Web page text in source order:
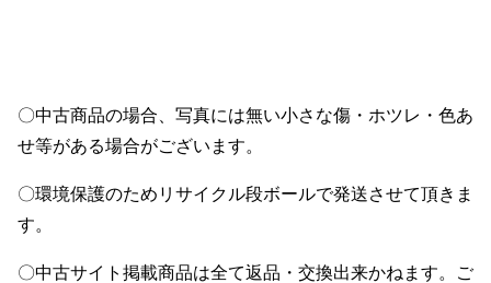
〇中古商品の場合、写真には無い小さな傷・ホツレ・色あ
せ等がある場合がございます。
〇環境保護のためリサイクル段ボールで発送させて頂きま
す。
〇中古サイト掲載商品は全て返品・交換出来かねます。ご